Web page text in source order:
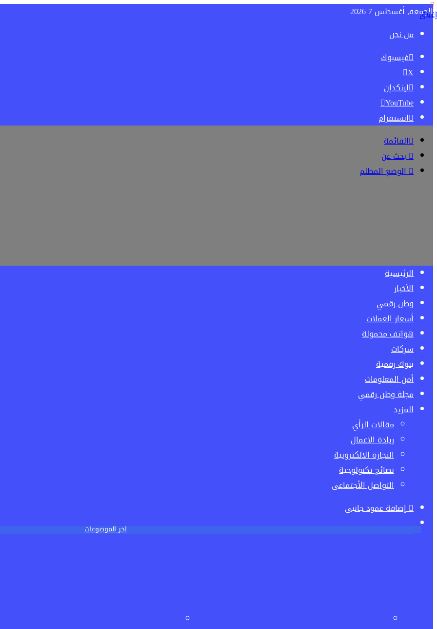
الجمعة, أغسطس 7 2026
من نحن
فيسبوك
‫X
لينكدإن
‫YouTube
انستقرام
القائمة
بحث عن
الوضع المظلم
الرئيسية
الأخبار
وطن رقمي
أسعار العملات
هواتف محمولة
شركات
بنوك رقمية
أمن المعلومات
مجلة وطن رقمي
المزيد
مقالات الرأي
ريادة الاعمال
التجارة الالكترونية
نصائح تكنولوجية
التواصل الأجتماعي
إضافة عمود جانبي
اخر الموضوعات
إغلاق